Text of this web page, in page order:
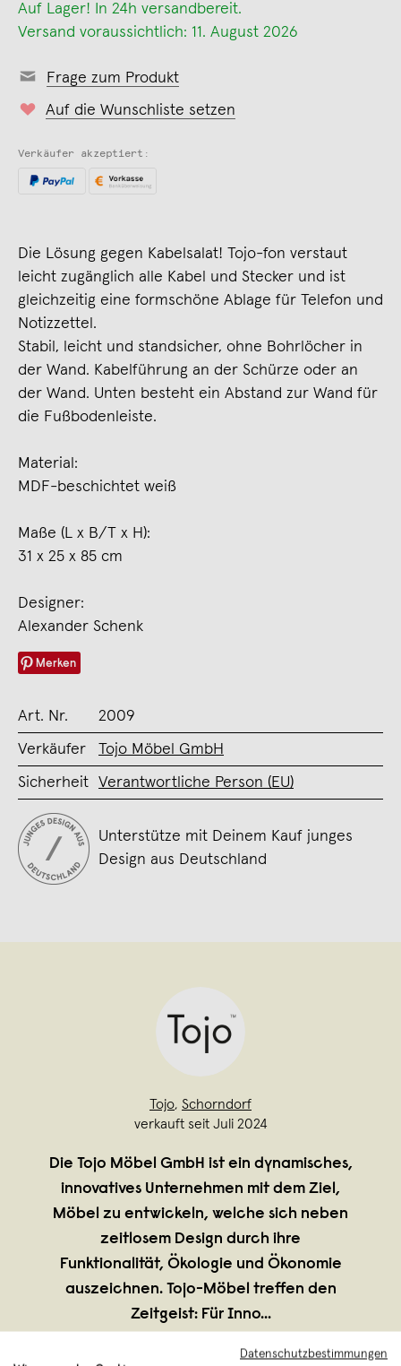
Auf Lager! In 24h versandbereit.
Versand voraussichtlich: 11. August 2026
Frage zum Produkt
Auf die Wunschliste setzen
Verkäufer akzeptiert:
Die Lösung gegen Kabelsalat! Tojo-fon verstaut
leicht zugänglich alle Kabel und Stecker und ist
gleichzeitig eine formschöne Ablage für Telefon und
Notizzettel.
Stabil, leicht und standsicher, ohne Bohrlöcher in
der Wand. Kabelführung an der Schürze oder an
der Wand. Unten besteht ein Abstand zur Wand für
die Fußbodenleiste.
Material:
MDF-beschichtet weiß
Maße (L x B/T x H):
31 x 25 x 85 cm
Designer:
Alexander Schenk
Merken
Art. Nr. 2009
Verkäufer Tojo Möbel GmbH
Sicherheit Verantwortliche Person (EU)
Unterstütze mit Deinem Kauf junges
Design aus Deutschland
Tojo, Schorndorf
verkauft seit Juli 2024
Die Tojo Möbel GmbH ist ein dynamisches,
innovatives Unter­nehmen mit dem Ziel,
Möbel zu entwickeln, welche sich neben
zeitlosem Design durch ihre
Funktionalität, Ökologie und Ökonomie
auszeichnen. Tojo-Möbel treffen den
Zeitgeist: Für Inno...
Datenschutzbestimmungen